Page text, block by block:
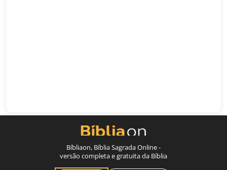
Bíbliaon, Bíblia Sagrada Online -
versão completa e gratuita da Bíblia